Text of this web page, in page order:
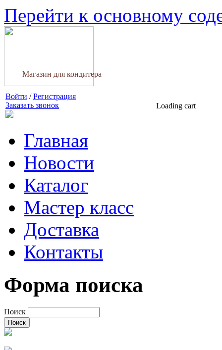
Перейти к основному
Магазин для кондитера
Войти /Регистрация
Заказать звонок
Loading cart
Главная
Новости
Каталог
Мастер класс
Доставка
Контакты
Форма поиска
Поиск